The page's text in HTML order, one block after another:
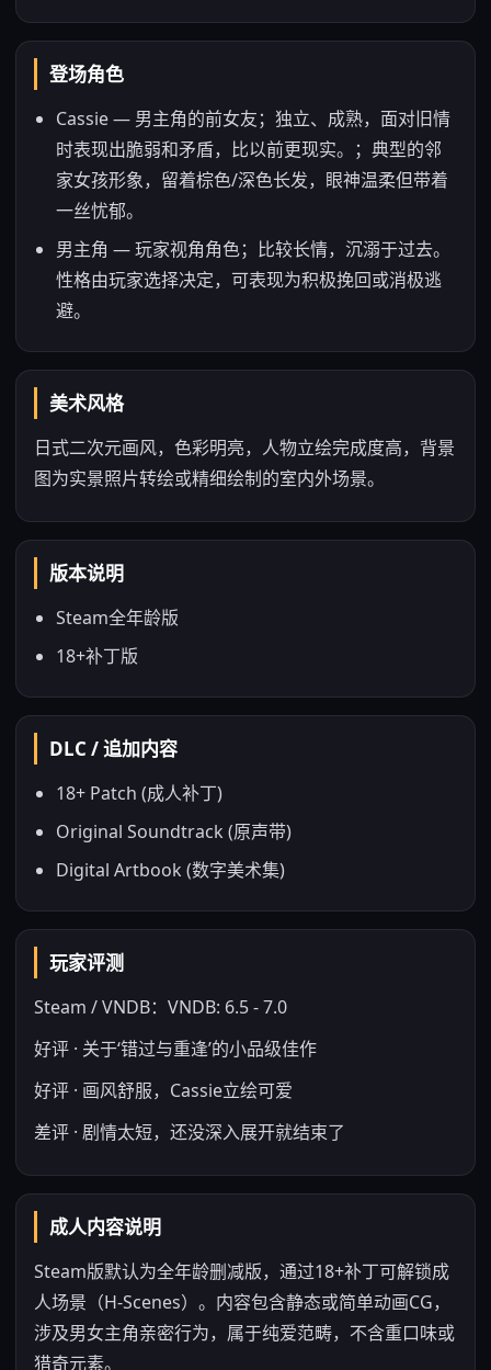
登场角色
Cassie — 男主角的前女友；独立、成熟，面对旧情
时表现出脆弱和矛盾，比以前更现实。；典型的邻
家女孩形象，留着棕色/深色长发，眼神温柔但带着
一丝忧郁。
男主角 — 玩家视角角色；比较长情，沉溺于过去。
性格由玩家选择决定，可表现为积极挽回或消极逃
避。
美术风格
日式二次元画风，色彩明亮，人物立绘完成度高，背景
图为实景照片转绘或精细绘制的室内外场景。
版本说明
Steam全年龄版
18+补丁版
DLC / 追加内容
18+ Patch (成人补丁)
Original Soundtrack (原声带)
Digital Artbook (数字美术集)
玩家评测
Steam / VNDB：VNDB: 6.5 - 7.0
好评 · 关于‘错过与重逢’的小品级佳作
好评 · 画风舒服，Cassie立绘可爱
差评 · 剧情太短，还没深入展开就结束了
成人内容说明
Steam版默认为全年龄删减版，通过18+补丁可解锁成
人场景（H-Scenes）。内容包含静态或简单动画CG，
涉及男女主角亲密行为，属于纯爱范畴，不含重口味或
猎奇元素。